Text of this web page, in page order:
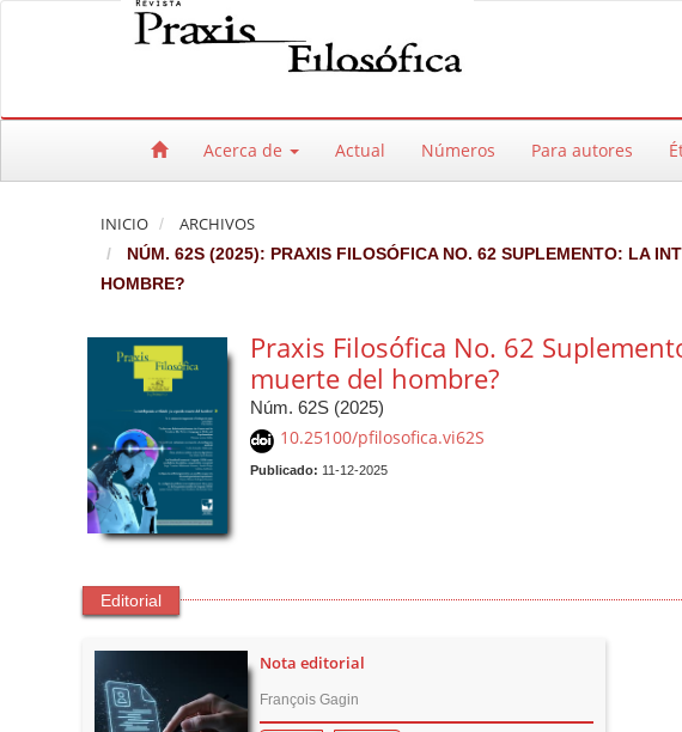
Salto rápido al contenido de la página
Navegación principal
Acerca de Actual Números Para autores
INICIO ARCHIVOS
NÚM. 62S (2025): PRAXIS FILOSÓFICA NO. 62 SUPLEMENTO: LA
HOMBRE?
Praxis Filosófica No. 62
muerte del hombre?
Núm. 62S (2025)
10.25100/pfilosofica.vi62S
Publicado: 11-12-2025
Editorial
Nota editorial
François Gagin